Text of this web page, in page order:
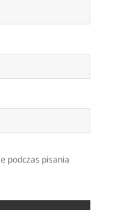
podczas pisania